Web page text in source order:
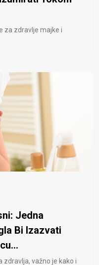
za zdravlje majke i
Jedna
Bi Izazvati
zdravlja, važno je kako i